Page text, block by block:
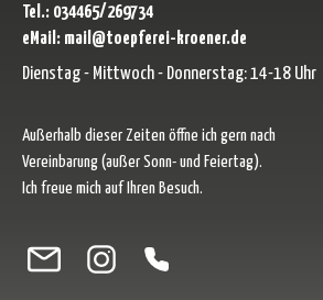
Tel.: 034465/269734
eMail: mail@toepferei-kroener.de
Dienstag - Mittwoch - Donnerstag: 14-18 Uhr
Außerhalb dieser Zeiten öffne ich gern nach
Vereinbarung (außer Sonn- und Feiertag).
Ich freue mich auf Ihren Besuch.
Besuche uns auf Facebook – öffnet in neuem Tab
Schau auf Instagram vorbei – öffnet in
Lass dich auf Pinterest
Folge uns auf X – öffnet in